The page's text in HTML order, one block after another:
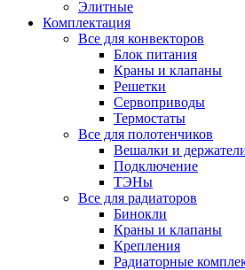
Элитные
Комплектация
Все для конвекторов
Блок питания
Краны и клапаны
Решетки
Сервоприводы
Термостаты
Все для полотенчиков
Вешалки и
Подключение
ТЭНы
Все для радиаторов
Бинокли
Краны и клапаны
Крепления
Радиаторные